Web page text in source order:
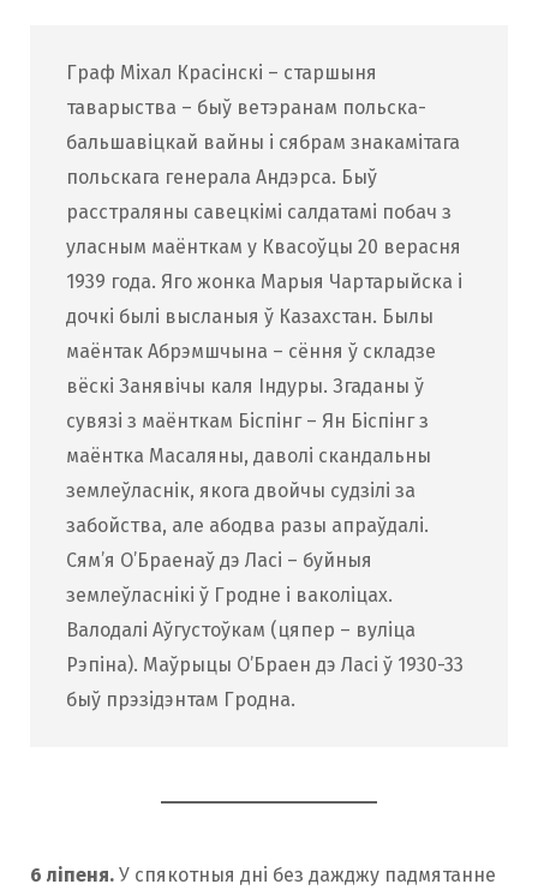
Граф Міхал Красінскі – старшыня
таварыства – быў ветэранам польска-
бальшавіцкай вайны і сябрам знакамітага
польскага генерала Андэрса. Быў
расстраляны савецкімі салдатамі побач з
уласным маёнткам у Квасоўцы 20 верасня
1939 года. Яго жонка Марыя Чартарыйска і
дочкі былі высланыя ў Казахстан. Былы
маёнтак Абрэмшчына – сёння ў складзе
вёскі Занявічы каля Індуры. Згаданы ў
сувязі з маёнткам Біспінг – Ян Біспінг з
маёнтка Масаляны, даволі скандальны
землеўласнік, якога двойчы судзілі за
забойства, але абодва разы апраўдалі.
Сям’я О’Браенаў дэ Ласі – буйныя
землеўласнікі ў Гродне і ваколіцах.
Валодалі Аўгустоўкам (цяпер – вуліца
Рэпіна). Маўрыцы О’Браен дэ Ласі ў 1930-33
быў прэзідэнтам Гродна.
6 ліпеня. У спякотныя дні без дажджу падмятанне